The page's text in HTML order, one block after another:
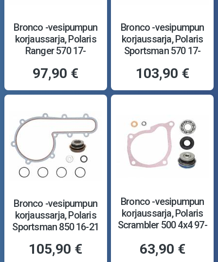
Bronco -vesipumpun
korjaussarja, Polaris
Ranger 570 17-
97,90 €
Bronco -vesipumpun
korjaussarja, Polaris
Sportsman 570 17-
103,90 €
Bronco -vesipumpun
korjaussarja, Polaris
Sportsman 850 16-21
105,90 €
Bronco -vesipumpun
korjaussarja, Polaris
Scrambler 500 4x4 97-
63,90 €